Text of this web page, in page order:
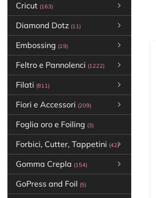
Cricut (163)
Diamond Dotz (11)
Embossing (19)
Feltro e Pannolenci (1222)
Filati (811)
Fiori e Accessori (209)
Foglia oro e Foiling (3)
Forbici, Cutter, Tappetini (42)
Gomma Crepla (154)
GoPress and Foil (5)